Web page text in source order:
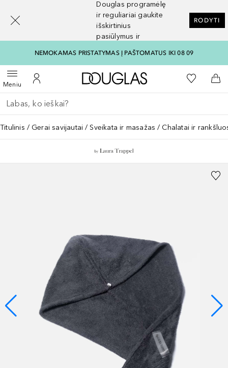
Douglas programėlę
ir reguliariai gaukite
išskirtinius
pasiūlymus ir
RODYTI
NEMOKAMAS PRISTATYMAS Į PAŠTOMATUS IKI 08 09
MeniuAtidaryti meniuĮ mano paskyrą
Į Douglas pagrindinį
Į mano
Į
Grįžk atgal
Vykdykite paiešką
Titulinis Gerai savijautai Sveikata ir masažas Chalatai ir
[navigation.slideout.screenreader]